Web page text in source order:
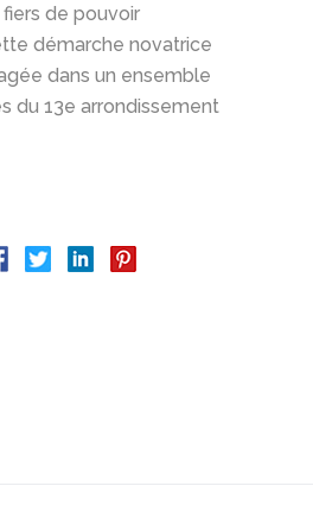
de pouvoir
démarche novatrice
dans un ensemble
du 13e arrondissement